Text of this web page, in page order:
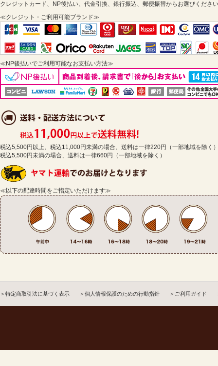
クレジットカード、NP後払い、代金引換、銀行振込、郵便振替からお選びくださ
≪クレジット・ご利用可能ブランド≫
≪NP後払いでご利用可能なお支払い方法≫
税込5,500円以上、税込11,000円未満の場合、送料は一律220円（一部地域を除く
税込5,500円未満の場合、送料は一律660円（一部地域を除く）
≪以下の配達時間をご指定いただけます≫
＞特定商取引法に基づく表示 ＞個人情報保護のための行動指針 ＞ご利用ガイド